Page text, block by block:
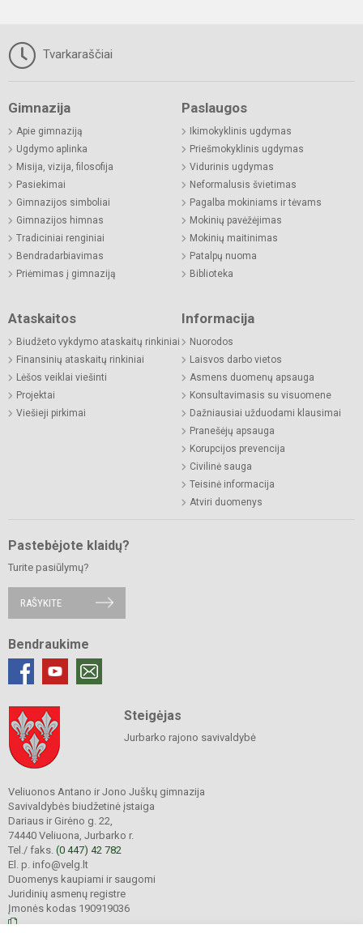
Tvarkaraščiai
Gimnazija
Apie gimnaziją
Ugdymo aplinka
Misija, vizija, filosofija
Pasiekimai
Gimnazijos simboliai
Gimnazijos himnas
Tradiciniai renginiai
Bendradarbiavimas
Priėmimas į gimnaziją
Paslaugos
Ikimokyklinis ugdymas
Priešmokyklinis ugdymas
Vidurinis ugdymas
Neformalusis švietimas
Pagalba mokiniams ir tėvams
Mokinių pavėžėjimas
Mokinių maitinimas
Patalpų nuoma
Biblioteka
Ataskaitos
Biudžeto vykdymo ataskaitų rinkiniai
Finansinių ataskaitų rinkiniai
Lėšos veiklai viešinti
Projektai
Viešieji pirkimai
Informacija
Nuorodos
Laisvos darbo vietos
Asmens duomenų apsauga
Konsultavimasis su visuomene
Dažniausiai užduodami klausimai
Pranešėjų apsauga
Korupcijos prevencija
Civilinė sauga
Teisinė informacija
Atviri duomenys
Pastebėjote klaidų?
Turite pasiūlymų?
RAŠYKITE
Bendraukime
Steigėjas
Jurbarko rajono savivaldybė
Veliuonos Antano ir Jono Juškų gimnazija
Savivaldybės biudžetinė įstaiga
Dariaus ir Girėno g. 22,
74440 Veliuona, Jurbarko r.
Tel./ faks. (0 447) 42 782
El. p. info@velg.lt
Duomenys kaupiami ir saugomi
Juridinių asmenų registre
Įmonės kodas 190919036